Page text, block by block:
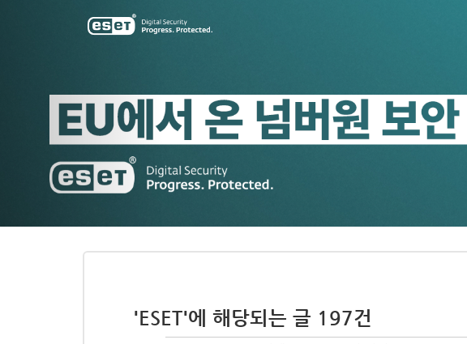
Previous
'ESET'에 해당되는 글 197건